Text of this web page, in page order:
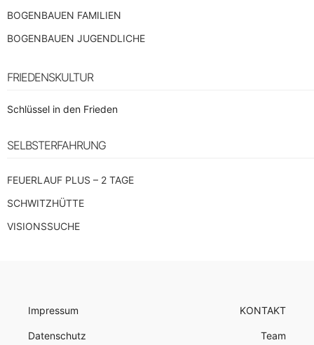
BOGENBAUEN FAMILIEN
BOGENBAUEN JUGENDLICHE
FRIEDENSKULTUR
Schlüssel in den Frieden
SELBSTERFAHRUNG
FEUERLAUF PLUS – 2 TAGE
SCHWITZHÜTTE
VISIONSSUCHE
Impressum
Datenschutz
KONTAKT
Team